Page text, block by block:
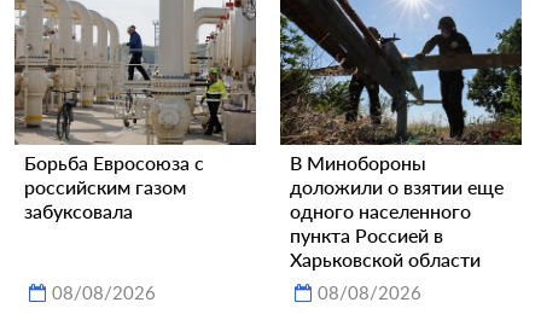
Борьба Евросоюза с
российским газом
забуксовала
08/08/2026
В Минобороны
доложили о взятии еще
одного населенного
пункта Россией в
Харьковской области
08/08/2026